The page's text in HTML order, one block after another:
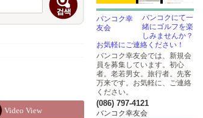
Video View
バンコクにて一
緒にゴルフを楽
しみませんか？
お気軽にご連絡ください！
バンコク幸友会では、新規会
員を募集しています。初心
者。老若男女。旅行者。先客
万来です。お気軽に、ご連絡
ください。
(086) 797-4121
バンコク幸友会